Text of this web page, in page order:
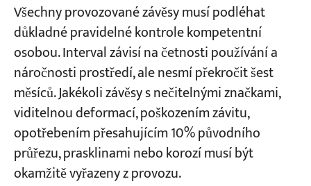
Všechny provozované závěsy musí podléhat
důkladné pravidelné kontrole kompetentní
osobou. Interval závisí na četnosti používání a
náročnosti prostředí, ale nesmí překročit šest
měsíců. Jakékoli závěsy s nečitelnými značkami,
viditelnou deformací, poškozením závitu,
opotřebením přesahujícím 10% původního
průřezu, prasklinami nebo korozí musí být
okamžitě vyřazeny z provozu.